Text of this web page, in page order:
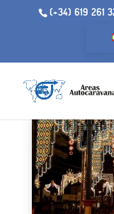
(+34) 619 261